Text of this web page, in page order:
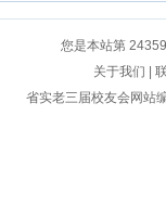
您是本站第
关于我们
省实老三届校友会网站